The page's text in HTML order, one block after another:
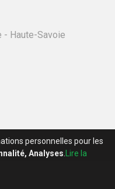
- Haute-Savoie
personnelles pour les
Analyses
Lire la